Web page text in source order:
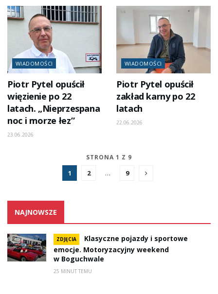
WIADOMOŚCI
Piotr Pytel opuścił
więzienie po 22
latach. „Nieprzespana
noc i morze łez”
23.06.2026
WIADOMOŚCI
Piotr Pytel opuścił
zakład karny po 22
latach
22.06.2026
STRONA 1 Z 9
1 2 … 9
NAJNOWSZE
ZDJĘCIA
Klasyczne pojazdy i sportowe
emocje. Motoryzacyjny weekend
w Boguchwale
25 MINUT TEMU